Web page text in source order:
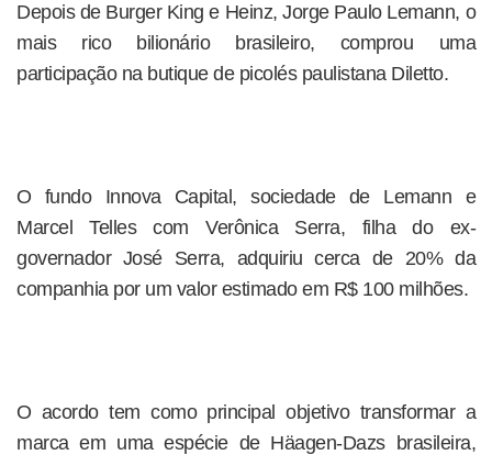
Depois de Burger King e Heinz, Jorge Paulo Lemann, o
mais rico bilionário brasileiro, comprou uma
participação na butique de picolés paulistana Diletto.
O fundo Innova Capital, sociedade de Lemann e
Marcel Telles com Verônica Serra, filha do ex-
governador José Serra, adquiriu cerca de 20% da
companhia por um valor estimado em R$ 100 milhões.
O acordo tem como principal objetivo transformar a
marca em uma espécie de Häagen-Dazs brasileira,